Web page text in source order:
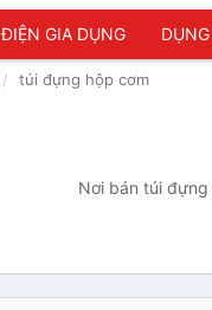
ĐIỆN GIA DỤNG
túi đựng hộp cơm
Nơi bán túi